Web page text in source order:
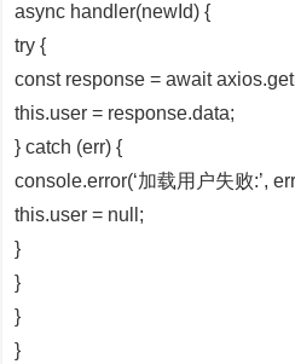
async handler(newId) {
try {
const response = await
this.user = response.data;
} catch (err) {
console.error(‘加载用户失败:’,
this.user = null;
}
}
}
}